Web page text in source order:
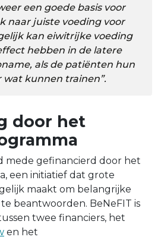
een goede basis voor
naar juiste voeding voor
kan eiwitrijke voeding
hebben in de latere
als de patiënten hun
wat kunnen trainen”.
door het
mede gefinancierd door het
een initiatief dat grote
maakt om belangrijke
beantwoorden. BeNeFIT is
twee financiers, het
en het